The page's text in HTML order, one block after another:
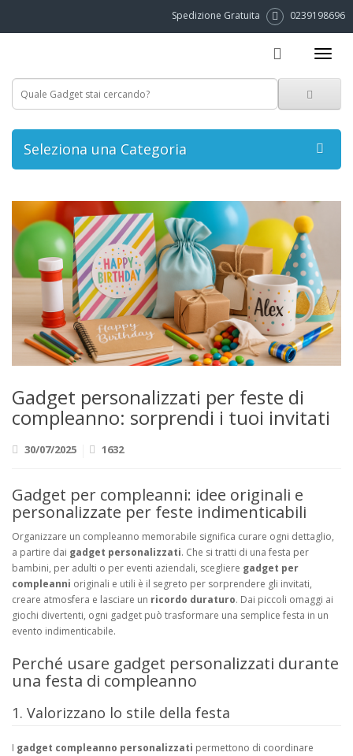
Spedizione Gratuita 0239198696
Seleziona una Categoria
Gadget personalizzati per feste di
compleanno: sorprendi i tuoi invitati
30/07/2025 1632
Gadget per compleanni: idee originali e
personalizzate per feste indimenticabili
Organizzare un compleanno memorabile significa curare ogni dettaglio,
a partire dai gadget personalizzati. Che si tratti di una festa per
bambini, per adulti o per eventi aziendali, scegliere gadget per
compleanni originali e utili è il segreto per sorprendere gli invitati,
creare atmosfera e lasciare un ricordo duraturo. Dai piccoli omaggi ai
giochi divertenti, ogni gadget può trasformare una semplice festa in un
evento indimenticabile.
Perché usare gadget personalizzati durante
una festa di compleanno
1. Valorizzano lo stile della festa
I gadget compleanno personalizzati permettono di coordinare